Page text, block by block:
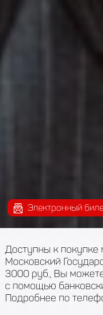
Электронный
Доступны к покупке
Московский
3000 руб., Вы
с помощью
Подробнее по